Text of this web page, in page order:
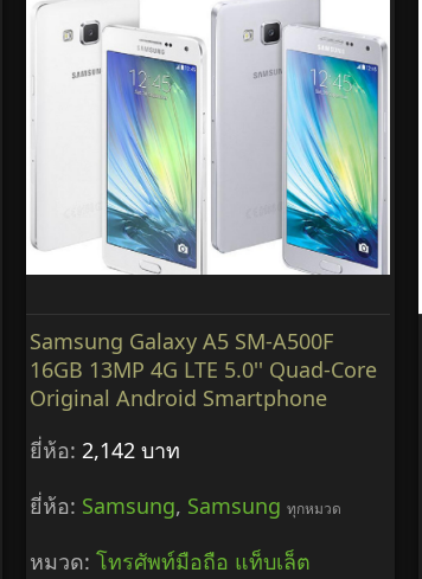
Samsung Galaxy A5 SM-A500F
16GB 13MP 4G LTE 5.0'' Quad-Core
Original Android Smartphone
ยี่ห้อ: 2,142 บาท
ยี่ห้อ: Samsung, Samsung ทุกหมวด
หมวด: โทรศัพท์มือถือ แท็บเล็ต